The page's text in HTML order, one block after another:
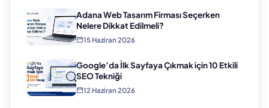
Adana Web Tasarım Firması Seçerken
Nelere Dikkat Edilmeli?
15 Haziran 2026
Google’da İlk Sayfaya Çıkmak için 10 Etkili
SEO Tekniği
12 Haziran 2026